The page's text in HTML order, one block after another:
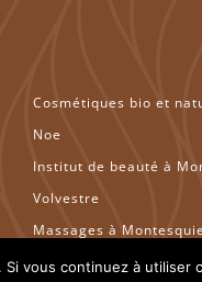
Cosmétiques bio et
Noe
Institut de beauté à
Volvestre
Massages à
Volvestre
vous continuez à